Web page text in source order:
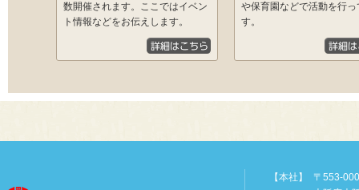
数開催されます。ここではイベン
ト情報などをお伝えします。
や保育園などで活動を行っ
す。
【本社】
〒553-